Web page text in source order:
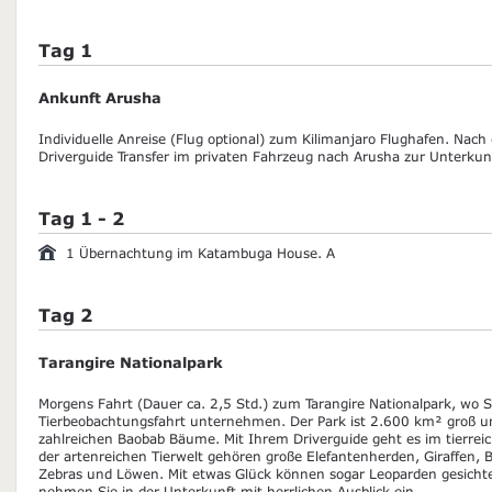
Tag 1
Ankunft Arusha
Individuelle Anreise (Flug optional) zum Kilimanjaro Flughafen.
Driverguide Transfer im privaten Fahrzeug nach Arusha zur
Tag 1 - 2
1 Übernachtung im Katambuga House. A
Tag 2
Tarangire Nationalpark
Morgens Fahrt (Dauer ca. 2,5 Std.) zum Tarangire Nationalpark, wo
Tierbeobachtungsfahrt unternehmen. Der Park ist 2.600 km² groß
zahlreichen Baobab Bäume. Mit Ihrem Driverguide geht es im
der artenreichen Tierwelt gehören große Elefantenherden, Giraffen,
Zebras und Löwen. Mit etwas Glück können sogar Leoparden